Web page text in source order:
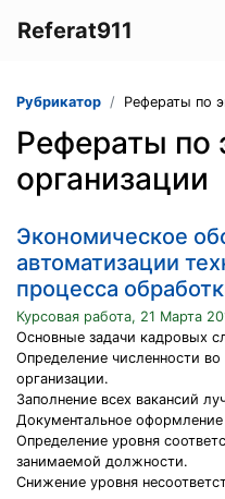
Referat911
Рубрикатор Рефераты по
Рефераты по
организации
Экономическое
автоматизации
процесса
Курсовая работа, 21 Марта
Основные задачи кадровых
Определение численности
организации.
Заполнение всех вакансий
Документальное
Определение уровня
занимаемой должности.
Снижение уровня